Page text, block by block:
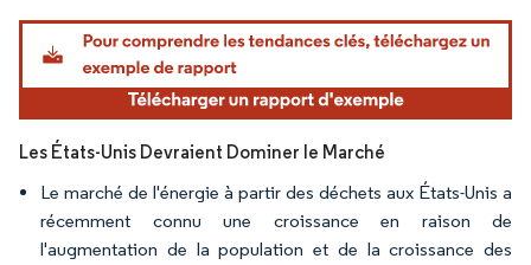
Image © Mordor Intelligence. La réutilisation nécessite une attribution sous CC BY
Les États-Unis Devraient Dominer le Marché
Le marché de l'énergie à partir des déchets aux États-Unis a
récemment connu une croissance en raison de
l'augmentation de la population et de la croissance des